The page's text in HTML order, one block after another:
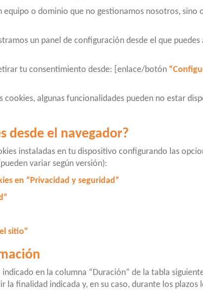
equipo o dominio que no gestionamos nosotros,
un panel de configuración desde el que
tu consentimiento desde: [enlace/botón
cookies, algunas funcionalidades pueden no estar
desde el navegador?
instaladas en tu dispositivo configurando las
variar según versión):
en “Privacidad y seguridad”
sitio”
en la columna “Duración” de la tabla
finalidad indicada y, en su caso, durante los plazos